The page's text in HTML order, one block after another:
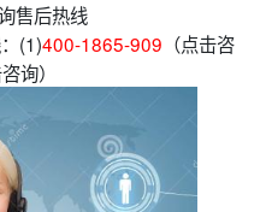
售后热线
(1)400-1865-909 （点击咨
询）